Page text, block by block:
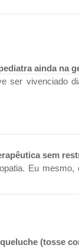
ainda na
ser vivenciado
sem
Eu mesmo,
(tosse